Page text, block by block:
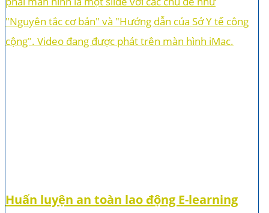
Huấn luyện an toàn lao động E-learning